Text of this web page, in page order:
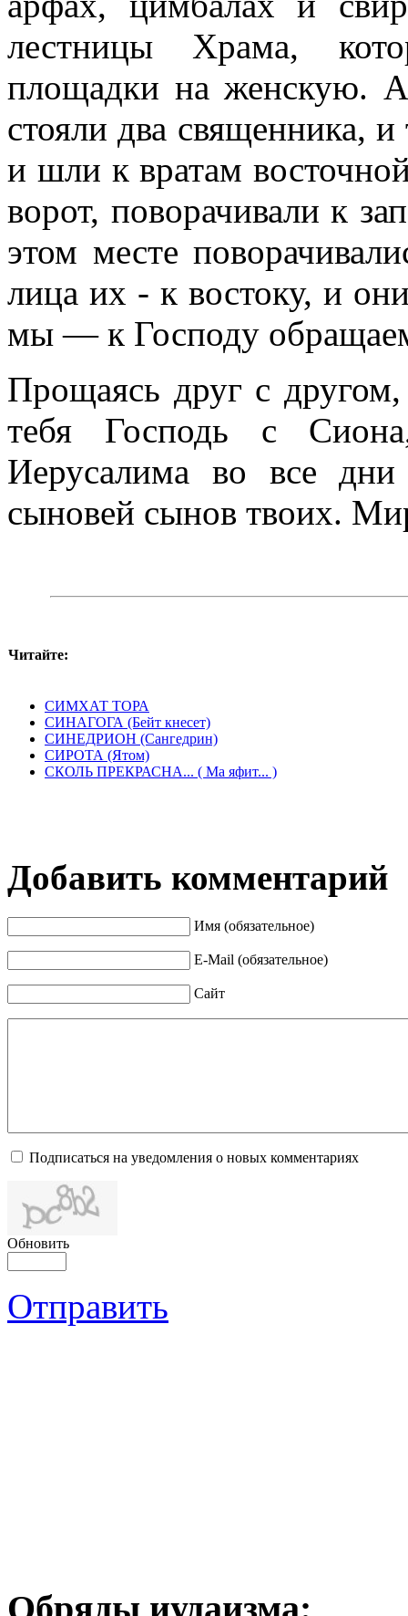
лестницы Храма,
площадки на женскую.
стояли два священника,
и шли к вратам
ворот, поворачивали к
этом месте
лица их - к востоку, и
мы — к Господу
Прощаясь друг с
тебя Господь с
Иерусалима во все
сыновей сынов твоих.
Читайте:
СИМХАТ ТОРА
СИНАГОГА (Бейт кнесет)
СИНЕДРИОН (Сангедрин)
СИРОТА (Ятом)
СКОЛЬ ПРЕКРАСНА... ( Ма яфит... )
Добавить комментарий
Имя (обязательное)
E-Mail (обязательное)
Сайт
Подписаться на уведомления о новых комментариях
Обновить
Отправить